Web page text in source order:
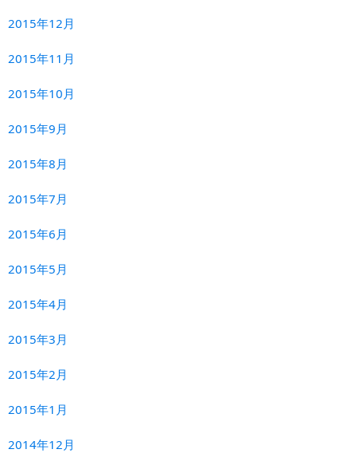
2015年12月
2015年11月
2015年10月
2015年9月
2015年8月
2015年7月
2015年6月
2015年5月
2015年4月
2015年3月
2015年2月
2015年1月
2014年12月